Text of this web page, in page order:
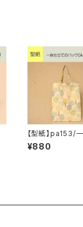
【型紙】pa153/
立てのバッグ【
¥880